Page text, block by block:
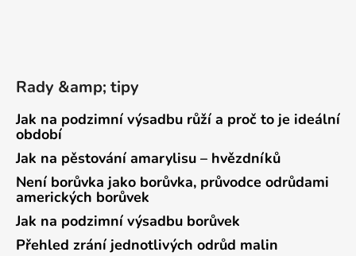
Rady &amp; tipy
Jak na podzimní výsadbu růží a proč to je ideální
období
Jak na pěstování amarylisu – hvězdníků
Není borůvka jako borůvka, průvodce odrůdami
amerických borůvek
Jak na podzimní výsadbu borůvek
Přehled zrání jednotlivých odrůd malin